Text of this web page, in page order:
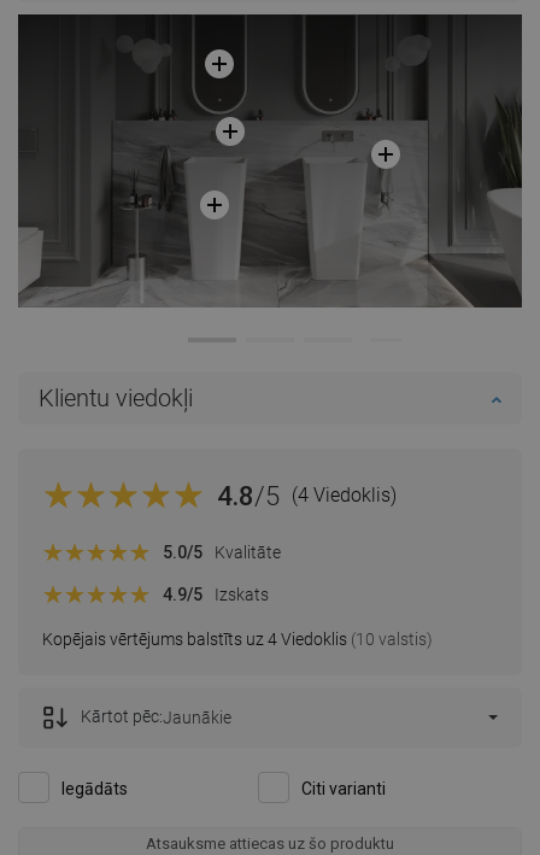
Klientu viedokļi
4.8/5 (4 Viedoklis)
Kopējais vērtējums balstīts uz 4 Viedoklis (10 valstis)
5.0/5 Kvalitāte
4.9/5 Izskats
Iegādāts Citi varianti
Kārtot pēc:Jaunākie
Atsauksme attiecas uz šo produktu